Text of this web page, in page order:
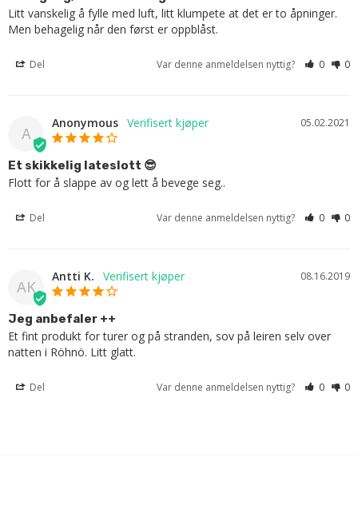
Litt vanskelig å fylle med luft, litt klumpete at det er to åpninger.
Men behagelig når den først er oppblåst.
Del Var denne anmeldelsen nyttig? 0 0
A
05.02.2021
Anonymous
Et skikkelig lateslott 😎
Flott for å slappe av og lett å bevege seg..
Del Var denne anmeldelsen nyttig? 0 0
AK
08.16.2019
Antti K.
Jeg anbefaler ++
Et fint produkt for turer og på stranden, sov på leiren selv over
natten i Röhnö. Litt glatt.
Del Var denne anmeldelsen nyttig? 0 0